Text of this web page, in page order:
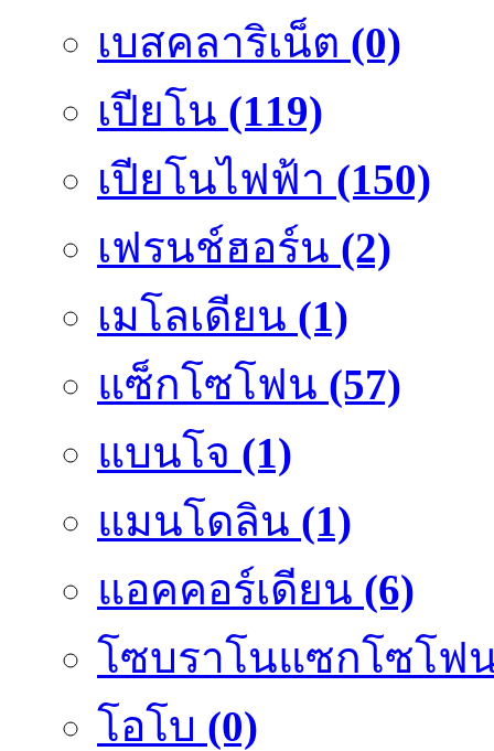
เบสคลาริเน็ต (0)
เปียโน (119)
เปียโนไฟฟ้า (150)
เฟรนช์ฮอร์น (2)
เมโลเดียน (1)
แซ็กโซโฟน (57)
แบนโจ (1)
แมนโดลิน (1)
แอคคอร์เดียน (6)
โซบราโนแซกโซโฟ
โอโบ (0)